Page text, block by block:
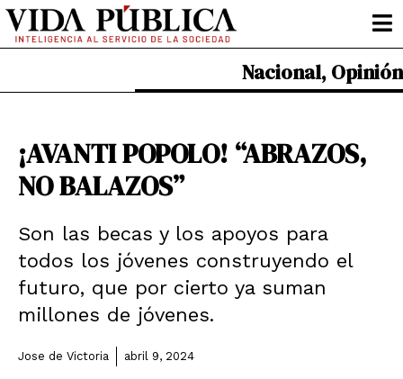
Ir
contenido
Nacional, Opinión
¡AVANTI POPOLO! “ABRAZOS,
NO BALAZOS”
Son las becas y los apoyos para
todos los jóvenes construyendo el
futuro, que por cierto ya suman
millones de jóvenes.
Jose de Victoria abril 9, 2024